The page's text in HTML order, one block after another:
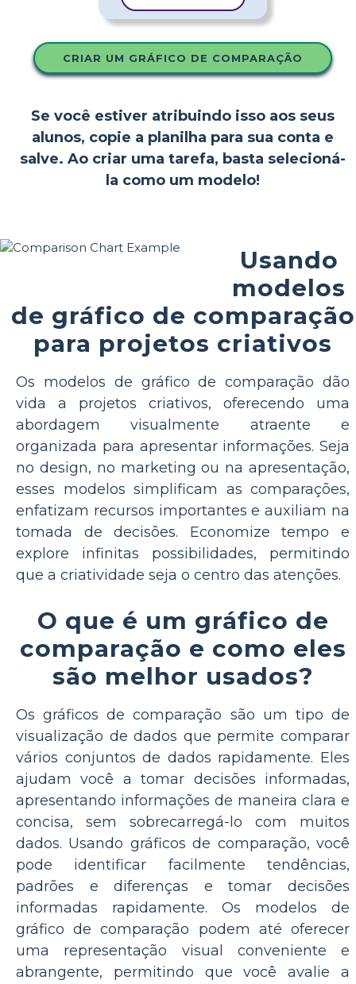
CRIAR UM GRÁFICO DE COMPARAÇÃO
Se você estiver atribuindo isso aos seus
alunos, copie a planilha para sua conta e
salve. Ao criar uma tarefa, basta selecioná-
la como um modelo!
Usando
modelos
de gráfico de comparação
para projetos criativos
Os modelos de gráfico de comparação dão
vida a projetos criativos, oferecendo uma
abordagem visualmente atraente e
organizada para apresentar informações. Seja
no design, no marketing ou na apresentação,
esses modelos simplificam as comparações,
enfatizam recursos importantes e auxiliam na
tomada de decisões. Economize tempo e
explore infinitas possibilidades, permitindo
que a criatividade seja o centro das atenções.
O que é um gráfico de
comparação e como eles
são melhor usados?
Os gráficos de comparação são um tipo de
visualização de dados que permite comparar
vários conjuntos de dados rapidamente. Eles
ajudam você a tomar decisões informadas,
apresentando informações de maneira clara e
concisa, sem sobrecarregá-lo com muitos
dados. Usando gráficos de comparação, você
pode identificar facilmente tendências,
padrões e diferenças e tomar decisões
informadas rapidamente. Os modelos de
gráfico de comparação podem até oferecer
uma representação visual conveniente e
abrangente, permitindo que você avalie a